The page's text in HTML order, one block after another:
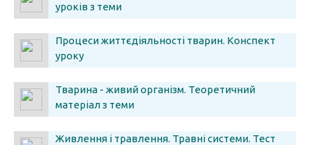
уроків з теми
Процеси життєдіяльності тварин. Конспект
уроку
Тварина - живий організм. Теоретичний
матеріал з теми
Живлення і травлення. Травні системи. Тест